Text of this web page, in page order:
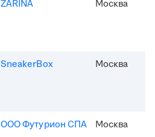
ZARINA Москва
SneakerBox Москва
ООО Футурион СПА Москва